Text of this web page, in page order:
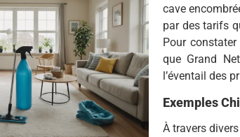
cave
par des tarifs
Pour
que Grand
l’éventail des
Exemples
À travers